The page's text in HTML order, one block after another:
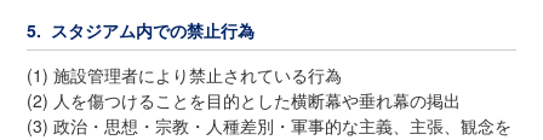
5. スタジアム内での禁止行為
(1) 施設管理者により禁止されている行為
(2) 人を傷つけることを目的とした横断幕や垂れ幕の掲出
(3) 政治・思想・宗教・人種差別・軍事的な主義、主張、観念を